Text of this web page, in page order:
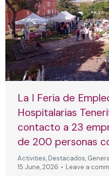
La I Feria de
Hospitalarias
contacto a 23
de 200 personas
Activities, Destacados,
15 June, 2026
Leave a